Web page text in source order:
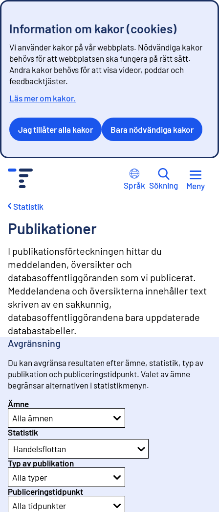
Information om kakor (cookies)
Vi använder kakor på vår webbplats. Nödvändiga kakor
behövs för att webbplatsen ska fungera på rätt sätt.
Andra kakor behövs för att visa videor, poddar och
feedbacktjäster.
Läs mer om kakor.
Jag tillåter alla kakor Bara nödvändiga kakor
Språk Sökning Meny
Statistik
Publikationer
I publikationsförteckningen hittar du
meddelanden, översikter och
databasoffentliggöranden som vi publicerat.
Meddelandena och översikterna innehåller text
skriven av en sakkunnig,
databasoffentliggörandena bara uppdaterade
databastabeller.
Avgränsning
Du kan avgränsa resultaten efter ämne, statistik, typ av
publikation och publiceringstidpunkt. Valet av ämne
begränsar alternativen i statistikmenyn.
Ämne
Alla ämnen
Statistik
Handelsflottan
Typ av publikation
Alla typer
Publiceringstidpunkt
Alla tidpunkter